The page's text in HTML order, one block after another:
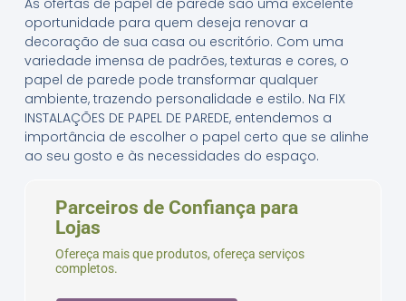
As ofertas de papel de parede são uma excelente
oportunidade para quem deseja renovar a
decoração de sua casa ou escritório. Com uma
variedade imensa de padrões, texturas e cores, o
papel de parede pode transformar qualquer
ambiente, trazendo personalidade e estilo. Na FIX
INSTALAÇÕES DE PAPEL DE PAREDE, entendemos a
importância de escolher o papel certo que se alinhe
ao seu gosto e às necessidades do espaço.
Parceiros de Confiança para
Lojas
Ofereça mais que produtos, ofereça serviços
completos.